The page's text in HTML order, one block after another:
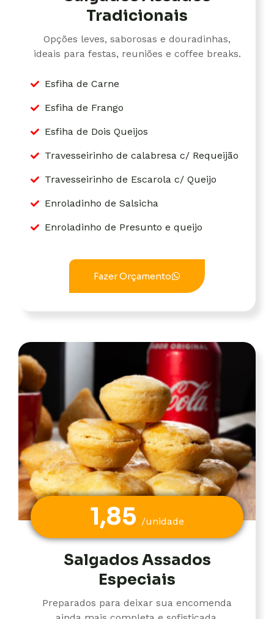
Tradicionais
Opções leves, saborosas e douradinhas,
ideais para festas, reuniões e coffee breaks.
Esfiha de Carne
Esfiha de Frango
Esfiha de Dois Queijos
Travesseirinho de calabresa c/ Requeijão
Travesseirinho de Escarola c/ Queijo
Enroladinho de Salsicha
Enroladinho de Presunto e queijo
Fazer Orçamento
1,85 /unidade
Salgados Assados
Especiais
Preparados para deixar sua encomenda